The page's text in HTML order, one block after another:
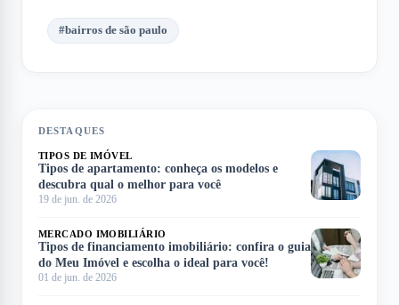
#bairros de são paulo
DESTAQUES
TIPOS DE IMÓVEL
Tipos de apartamento: conheça os modelos e
descubra qual o melhor para você
19 de jun. de 2026
MERCADO IMOBILIÁRIO
Tipos de financiamento imobiliário: confira o guia
do Meu Imóvel e escolha o ideal para você!
01 de jun. de 2026